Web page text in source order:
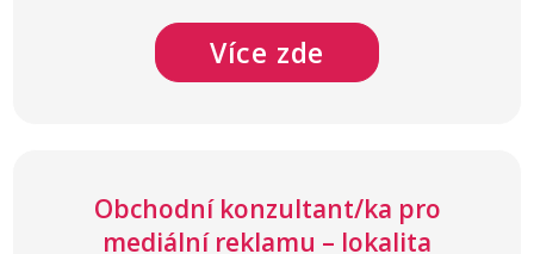
Více zde
Obchodní konzultant/ka pro
mediální reklamu – lokalita